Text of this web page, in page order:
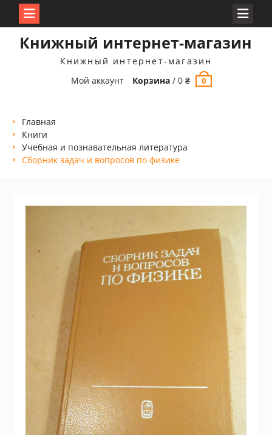
Книжный интернет-магазин
Книжный интернет-магазин
Мой аккаунт
Корзина /0₴ 0
Главная
Книги
Учебная и познавательная литература
Сборник задач и вопросов по физике